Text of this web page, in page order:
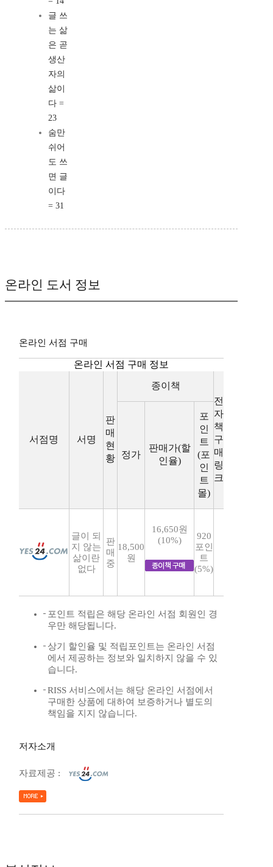
글 쓰
는 삶
은 곧
생산
자의
삶이
다 =
23
숨만
쉬어
도 쓰
면 글
이다
= 31
온라인 도서 정보
온라인 서점 구매
온라인 서점 구매 정보
서점명 서명
판
매
현
황
종이책
전
자
책
구
매
링
크
정가
판매가(할
인율)
포
인
트
(포
인
트
몰)
글이 되
지 않는
삶이란
없다
판
매
중
18,500
원
16,650원
(10%)
920
포인
트
(5%)
포인트 적립은 해당 온라인 서점 회원인 경
우만 해당됩니다.
상기 할인율 및 적립포인트는 온라인 서점
에서 제공하는 정보와 일치하지 않을 수 있
습니다.
RISS 서비스에서는 해당 온라인 서점에서
구매한 상품에 대하여 보증하거나 별도의
책임을 지지 않습니다.
저자소개
자료제공 :